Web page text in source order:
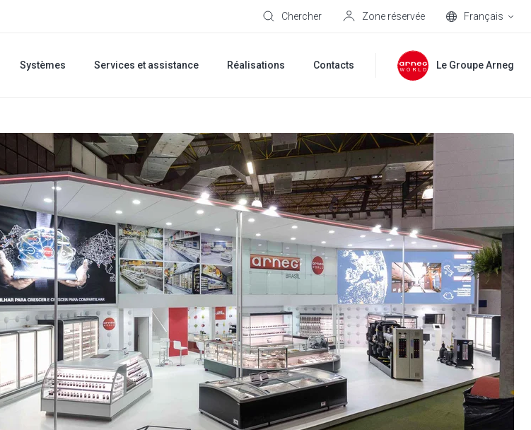
Chercher Zone réservée Français
Systèmes Services et assistance Réalisations Contacts Le Groupe Arneg